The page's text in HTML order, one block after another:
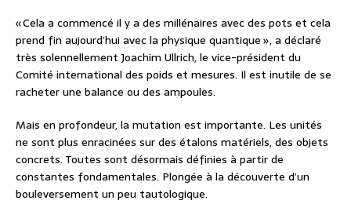
« Cela a commencé il y a des millénaires avec des pots et cela
prend fin aujourd’hui avec la physique quantique », a déclaré
très solennellement Joachim Ullrich, le vice-président du
Comité international des poids et mesures. Il est inutile de se
racheter une balance ou des ampoules.
Mais en profondeur, la mutation est importante. Les unités
ne sont plus enracinées sur des étalons matériels, des objets
concrets. Toutes sont désormais définies à partir de
constantes fondamentales. Plongée à la découverte d’un
bouleversement un peu tautologique.